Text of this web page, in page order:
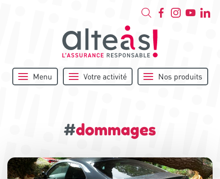
Menu Votre activité Nos produits
#dommages